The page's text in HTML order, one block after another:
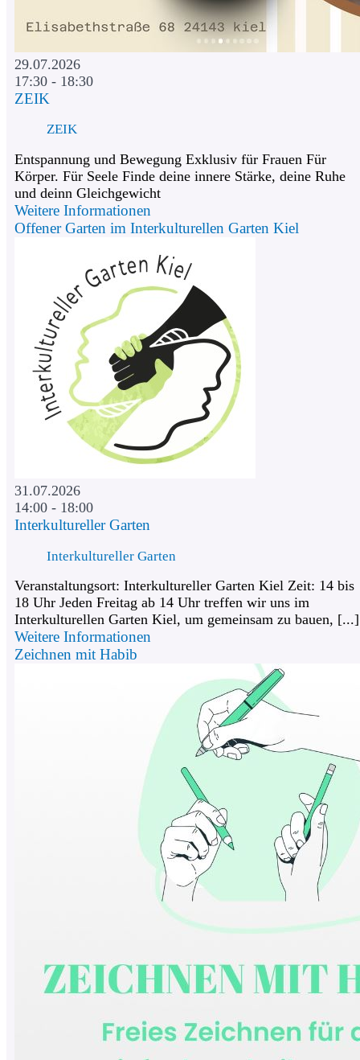
29.07.2026
17:30 - 18:30
ZEIK
ZEIK
Entspannung und Bewegung Exklusiv für Frauen Für
Körper. Für Seele Finde deine innere Stärke, deine Ruhe
und deinn Gleichgewicht
Weitere Informationen
Offener Garten im Interkulturellen Garten Kiel
31.07.2026
14:00 - 18:00
Interkultureller Garten
Interkultureller Garten
Veranstaltungsort: Interkultureller Garten Kiel Zeit: 14 bis
18 Uhr Jeden Freitag ab 14 Uhr treffen wir uns im
Interkulturellen Garten Kiel, um gemeinsam zu bauen, [...]
Weitere Informationen
Zeichnen mit Habib